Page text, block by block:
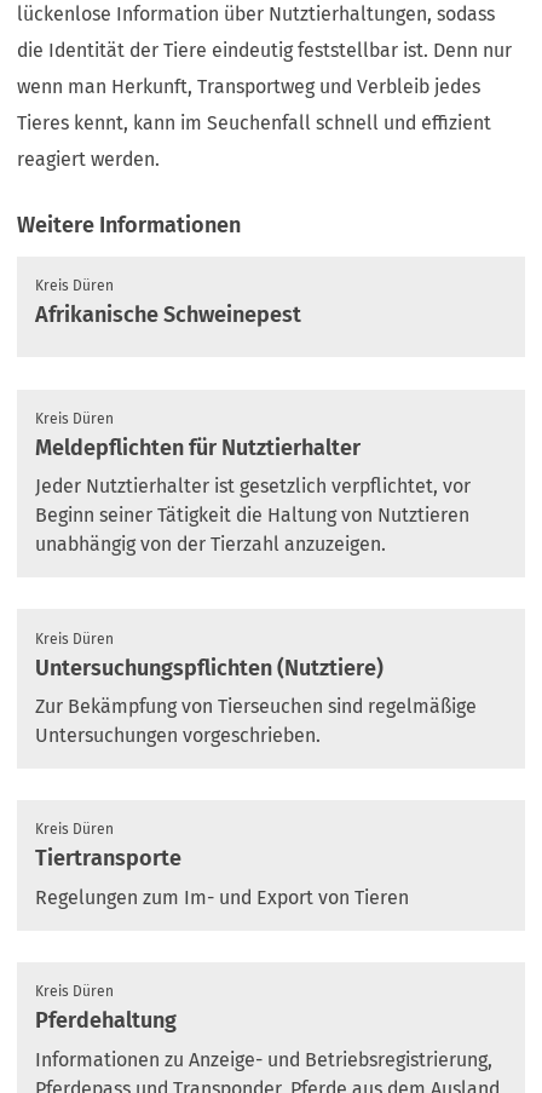
lückenlose Information über Nutztierhaltungen, sodass
die Identität der Tiere eindeutig feststellbar ist. Denn nur
wenn man Herkunft, Transportweg und Verbleib jedes
Tieres kennt, kann im Seuchenfall schnell und effizient
reagiert werden.
Weitere Informationen
Kreis Düren
Afrikanische Schweinepest
Kreis Düren
Meldepflichten für Nutztierhalter
Jeder Nutztierhalter ist gesetzlich verpflichtet, vor
Beginn seiner Tätigkeit die Haltung von Nutztieren
unabhängig von der Tierzahl anzuzeigen.
Kreis Düren
Untersuchungspflichten (Nutztiere)
Zur Bekämpfung von Tierseuchen sind regelmäßige
Untersuchungen vorgeschrieben.
Kreis Düren
Tiertransporte
Regelungen zum Im- und Export von Tieren
Kreis Düren
Pferdehaltung
Informationen zu Anzeige- und Betriebsregistrierung,
Pferdepass und Transponder, Pferde aus dem Ausland,